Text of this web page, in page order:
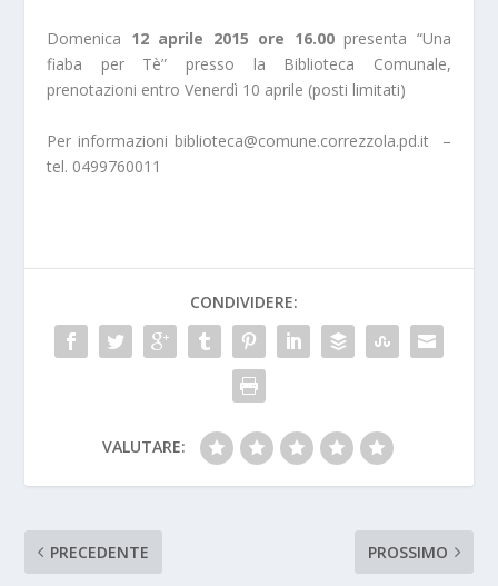
Domenica 12 aprile 2015 ore 16.00presenta “Una
fiaba per Tè” presso la Biblioteca Comunale,
prenotazioni entro Venerdì 10 aprile (posti limitati)
Per informazioni biblioteca@comune.correzzola.pd.it –
tel. 0499760011
CONDIVIDERE:
VALUTARE:
PRECEDENTE PROSSIMO